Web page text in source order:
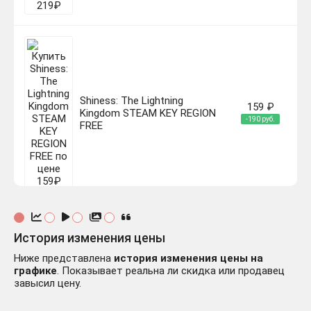
Shiness: The Lightning
Kingdom STEAM KEY REGION
FREE
159 ₽
-190 руб.
✅Shiness: The Lightning
Kingdom
⭐Steam\РФ+Весь
Мир\Key⭐
-232 руб.
История изменения цены
Ниже представлена история изменения цены на
графике. Показывает реальна ли скидка или продавец
завысил цену.